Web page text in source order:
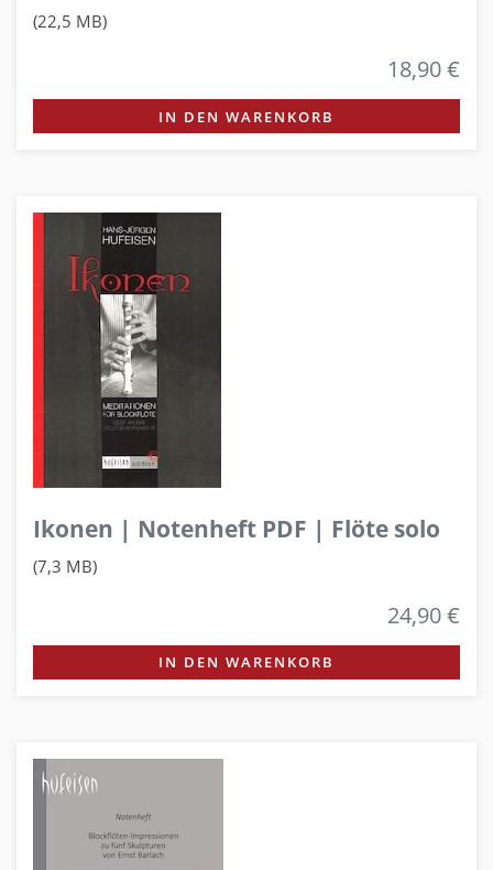
(22,5 MB)
18,90 €
IN DEN WARENKORB
Ikonen | Notenheft PDF | Flöte solo
(7,3 MB)
24,90 €
IN DEN WARENKORB